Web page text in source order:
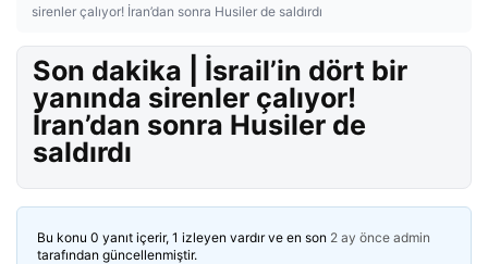
sirenler çalıyor! İran’dan sonra Husiler de saldırdı
Son dakika | İsrail’in dört bir
yanında sirenler çalıyor!
İran’dan sonra Husiler de
saldırdı
Bu konu 0 yanıt içerir, 1 izleyen vardır ve en son 2 ay önce admin
tarafından güncellenmiştir.